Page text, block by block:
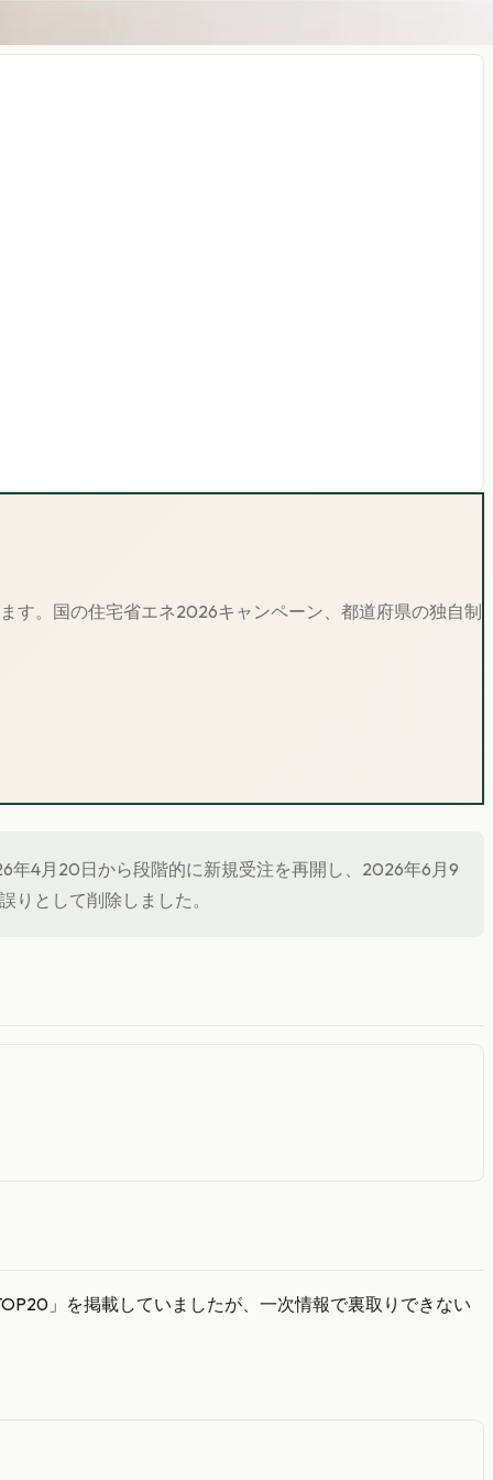
す。 国の住宅省エネ2026キャンペーン、都道府県の独自制
年4月20日から段階的に新規受注を再開し、2026年6月9
として削除しました。
」を掲載していましたが、一次情報で裏取りできない